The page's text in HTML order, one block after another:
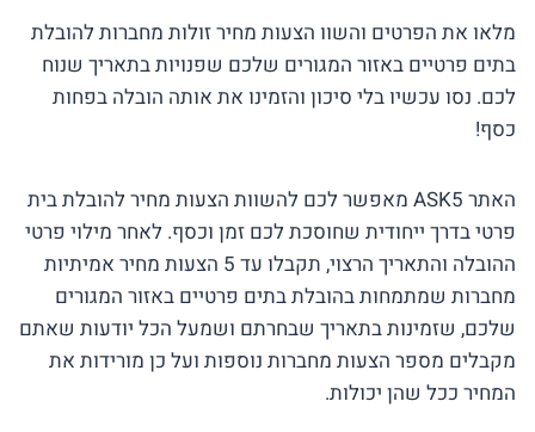
מלאו את הפרטים והשוו הצעות מחיר זולות מחברות להובלת
בתים פרטיים באזור המגורים שלכם שפנויות בתאריך שנוח
לכם. נסו עכשיו בלי סיכון והזמינו את אותה הובלה בפחות
כסף!
האתר ASK5 מאפשר לכם להשוות הצעות מחיר להובלת בית
פרטי בדרך ייחודית שחוסכת לכם זמן וכסף. לאחר מילוי פרטי
ההובלה והתאריך הרצוי, תקבלו עד 5 הצעות מחיר אמיתיות
מחברות שמתמחות בהובלת בתים פרטיים באזור המגורים
שלכם, שזמינות בתאריך שבחרתם ושמעל הכל יודעות שאתם
מקבלים מספר הצעות מחברות נוספות ועל כן מורידות את
המחיר ככל שהן יכולות.